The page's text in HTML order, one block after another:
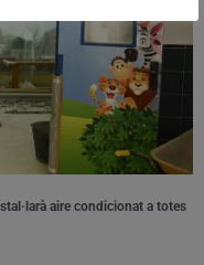
aire condicionat a totes